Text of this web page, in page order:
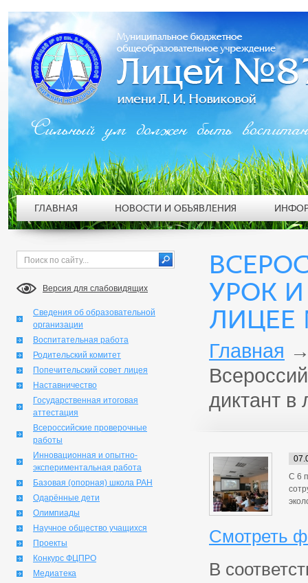
Версия для слабовидящих
Сведения об образовательной
организации
Воспитательная работа
Родительский комитет
Попечительский совет лицея
Наставничество
Государственная итоговая
аттестация
Всероссийские проверочные
работы
Инновационная и опытно-
экспериментальная работа
Базовая (опорная) школа РАН
Одарённые дети
Олимпиады
Научное общество учащихся
Проекты
Конкурс ФЦПРО
Медиатека
УРОК
ЛИЦЕЕ
Главная
диктант
С 6
Смотреть
В
Сильный ум должен быть
ГЛАВНАЯ НОВОСТИ И ОБЪЯВЛЕНИЯ